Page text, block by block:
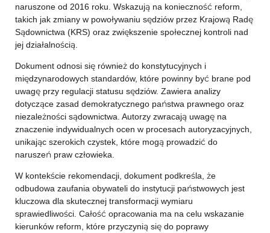
naruszone od 2016 roku. Wskazują na konieczność reform,
takich jak zmiany w powoływaniu sędziów przez Krajową Radę
Sądownictwa (KRS) oraz zwiększenie społecznej kontroli nad
jej działalnością.
Dokument odnosi się również do konstytucyjnych i
międzynarodowych standardów, które powinny być brane pod
uwagę przy regulacji statusu sędziów. Zawiera analizy
dotyczące zasad demokratycznego państwa prawnego oraz
niezależności sądownictwa. Autorzy zwracają uwagę na
znaczenie indywidualnych ocen w procesach autoryzacyjnych,
unikając szerokich czystek, które mogą prowadzić do
naruszeń praw człowieka.
W kontekście rekomendacji, dokument podkreśla, że
odbudowa zaufania obywateli do instytucji państwowych jest
kluczowa dla skutecznej transformacji wymiaru
sprawiedliwości. Całość opracowania ma na celu wskazanie
kierunków reform, które przyczynią się do poprawy